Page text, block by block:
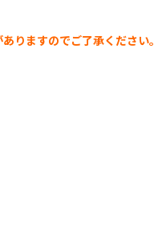
りますのでご了承ください。